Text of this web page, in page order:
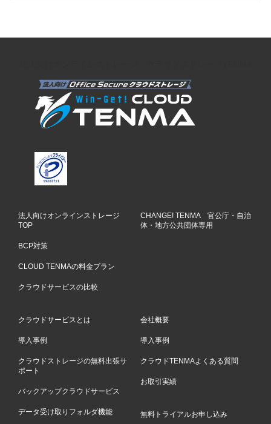
法人向けオンラインストレージ
TOP
BCP対策
CLOUD TENMAの料金プラン
クラウドサービスの比較
CHANGE! TENMA 官公庁・自治
体・地方公共団体専用
クラウドサービスとは
導入事例
クラウドストレージの無料出張サ
ポート
バックアップクラウドサービス
データ受け取りフォルダ機能
会社概要
導入事例
クラウドTENMAよくある質問
お取引実績
無料トライアルお申し込み